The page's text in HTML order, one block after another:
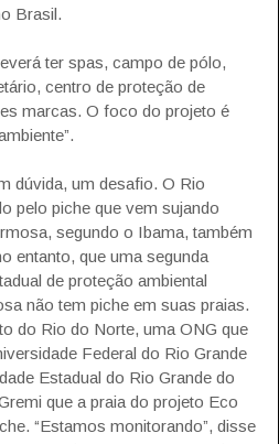
Brasil.
ter spas, campo de pólo,
centro de proteção de
marcas. O foco do projeto é
dúvida, um desafio. O Rio
pelo piche que vem sujando
segundo o Ibama, também
entanto, que uma segunda
de proteção ambiental
não tem piche em suas praias.
do Rio do Norte, uma ONG que
Federal do Rio Grande
Estadual do Rio Grande do
que a praia do projeto Eco
“Estamos monitorando”, disse